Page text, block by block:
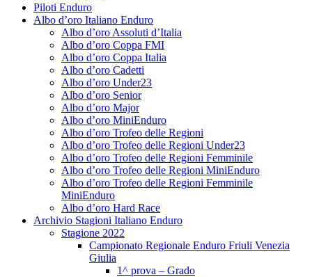
Piloti Enduro
Albo d’oro Italiano Enduro
Albo d’oro Assoluti d’Italia
Albo d’oro Coppa FMI
Albo d’oro Coppa Italia
Albo d’oro Cadetti
Albo d’oro Under23
Albo d’oro Senior
Albo d’oro Major
Albo d’oro MiniEnduro
Albo d’oro Trofeo delle Regioni
Albo d’oro Trofeo delle Regioni Under23
Albo d’oro Trofeo delle Regioni Femminile
Albo d’oro Trofeo delle Regioni MiniEnduro
Albo d’oro Trofeo delle Regioni Femminile
MiniEnduro
Albo d’oro Hard Race
Archivio Stagioni Italiano Enduro
Stagione 2022
Campionato Regionale Enduro Friuli Venezia
Giulia
1^ prova – Grado